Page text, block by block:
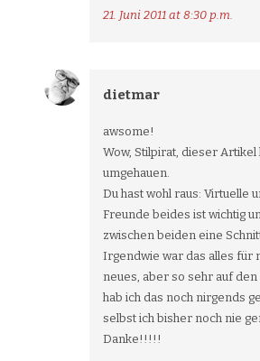
21. Juni 2011 at 8:30 p.m.
dietmar
awsome!
Wow, Stilpirat, dieser Artikel
umgehauen.
Du hast wohl raus: Virtuelle
Freunde beides ist wichtig
zwischen beiden eine
Irgendwie war das alles für
neues, aber so sehr auf den
hab ich das noch nirgends
selbst ich bisher noch nie
Danke!!!!!